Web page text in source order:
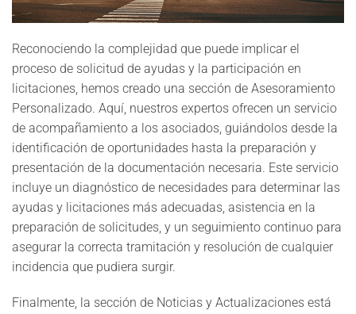
Reconociendo la complejidad que puede implicar el
proceso de solicitud de ayudas y la participación en
licitaciones, hemos creado una sección de Asesoramiento
Personalizado. Aquí, nuestros expertos ofrecen un servicio
de acompañamiento a los asociados, guiándolos desde la
identificación de oportunidades hasta la preparación y
presentación de la documentación necesaria. Este servicio
incluye un diagnóstico de necesidades para determinar las
ayudas y licitaciones más adecuadas, asistencia en la
preparación de solicitudes, y un seguimiento continuo para
asegurar la correcta tramitación y resolución de cualquier
incidencia que pudiera surgir.
Finalmente, la sección de Noticias y Actualizaciones está